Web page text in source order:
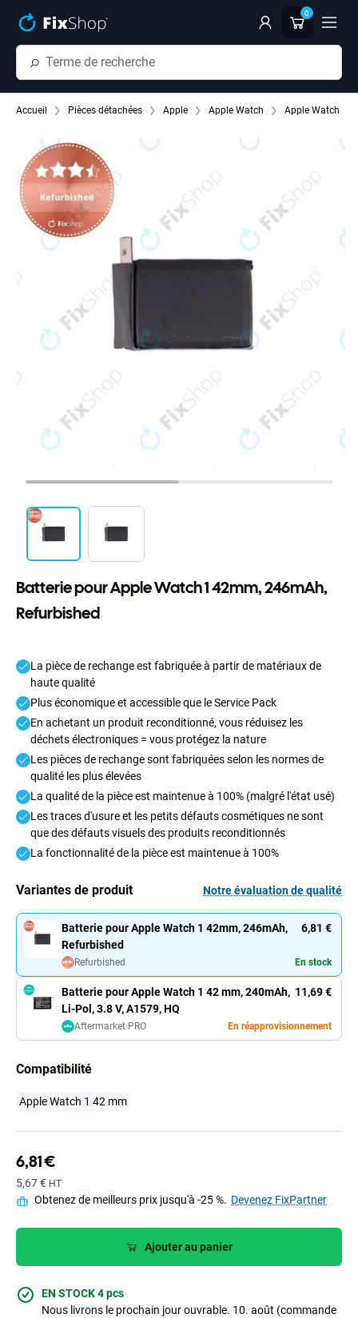
0
Accueil Pièces détachées Apple Apple Watch Apple Watch 1
Batterie pour Apple Watch 1 42mm, 246mAh,
Refurbished
La pièce de rechange est fabriquée à partir de matériaux de
haute qualité
Plus économique et accessible que le Service Pack
En achetant un produit reconditionné, vous réduisez les
déchets électroniques = vous protégez la nature
Les pièces de rechange sont fabriquées selon les normes de
qualité les plus élevées
La qualité de la pièce est maintenue à 100% (malgré l'état usé)
Les traces d'usure et les petits défauts cosmétiques ne sont
que des défauts visuels des produits reconditionnés
La fonctionnalité de la pièce est maintenue à 100%
Variantes de produit Notre évaluation de qualité
Batterie pour Apple Watch 1 42mm, 246mAh,
Refurbished
6,81 €
Refurbished En stock
Batterie pour Apple Watch 1 42 mm, 240mAh,
Li-Pol, 3.8 V, A1579, HQ
11,69 €
Aftermarket PRO En réapprovisionnement
Compatibilité
Apple Watch 1 42 mm
6,81 €
5,67 € HT
Obtenez de meilleurs prix jusqu'à -25 %. Devenez FixPartner
Ajouter au panier
EN STOCK 4 pcs
Nous livrons le prochain jour ouvrable. 10. août (commande